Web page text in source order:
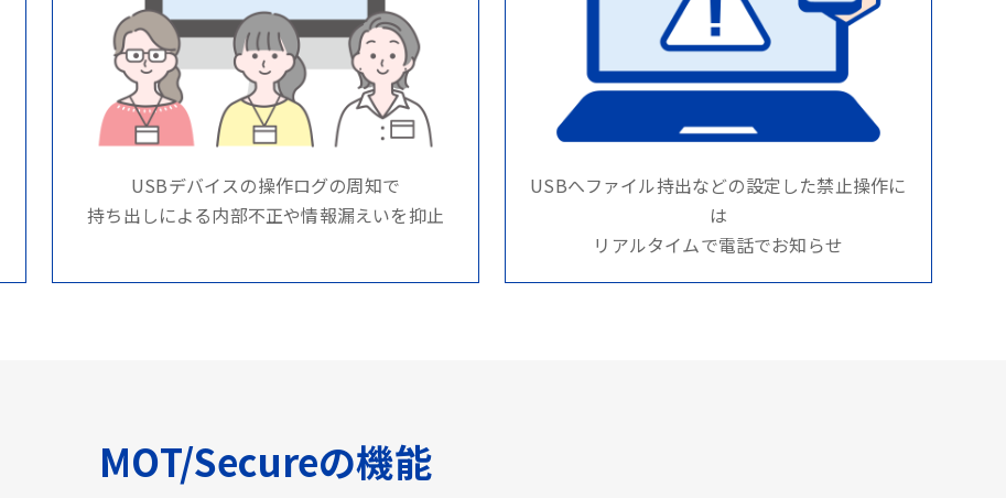
USBデバイスの操作ログの周知で
持ち出しによる内部不正や情報漏えいを抑止
USBへファイル持出などの設定した禁止操作に
は
リアルタイムで電話でお知らせ
MOT/Secureの機能